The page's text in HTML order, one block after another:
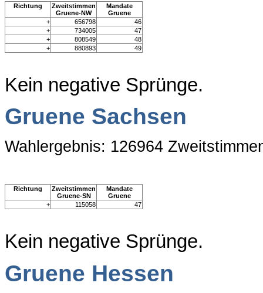
Richtung
Zweitstimmen
Gruene-NW
Mandate
Gruene
+
656798
46
+
734005
47
+
808549
48
+
880893 49
Kein negative Sprünge.
Gruene Sachsen
Wahlergebnis: 126964
Richtung
Zweitstimmen
Gruene-SN
Mandate
Gruene
+
115058 47
Kein negative Sprünge.
Gruene Hessen